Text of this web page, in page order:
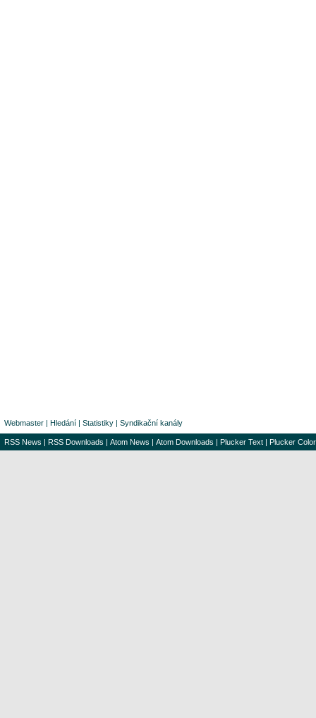
Webmaster | Hledání | Statistiky | Syndikační kanály
RSS News | RSS Downloads | Atom News | Atom Downloads | Plucker Text | Plucker Color